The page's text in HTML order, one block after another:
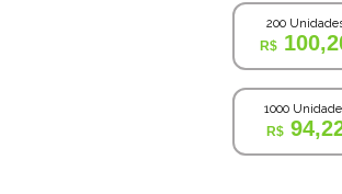
200
1000